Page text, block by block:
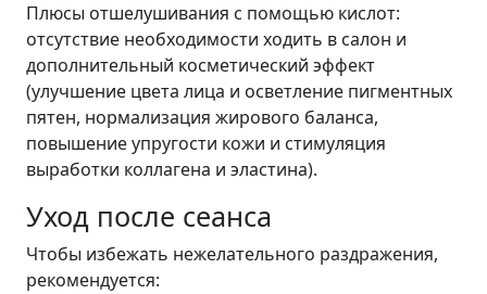
Плюсы отшелушивания с помощью кислот:
отсутствие необходимости ходить в салон и
дополнительный косметический эффект
(улучшение цвета лица и осветление пигментных
пятен, нормализация жирового баланса,
повышение упругости кожи и стимуляция
выработки коллагена и эластина).
Уход после сеанса
Чтобы избежать нежелательного раздражения,
рекомендуется: